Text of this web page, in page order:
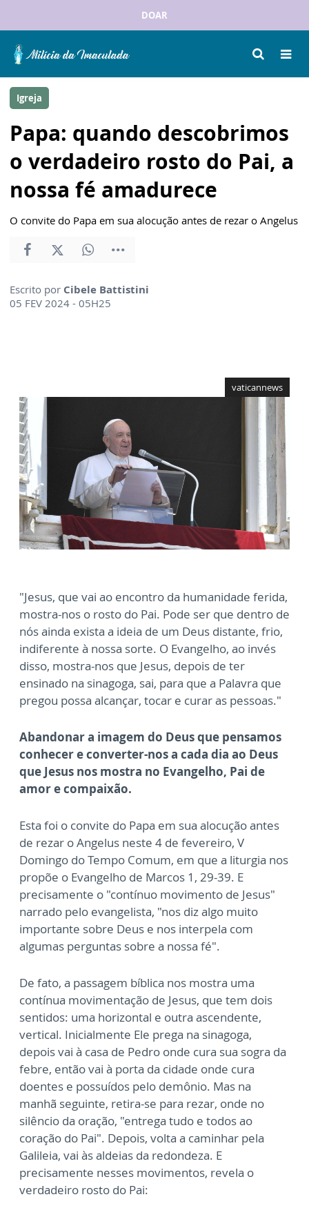
DOAR
Igreja
Papa: quando descobrimos
o verdadeiro rosto do Pai, a
nossa fé amadurece
O convite do Papa em sua alocução antes de rezar o Angelus
Escrito por Cibele Battistini
05 FEV 2024 - 05H25
vaticannews
"Jesus, que vai ao encontro da humanidade ferida,
mostra-nos o rosto do Pai. Pode ser que dentro de
nós ainda exista a ideia de um Deus distante, frio,
indiferente à nossa sorte. O Evangelho, ao invés
disso, mostra-nos que Jesus, depois de ter
ensinado na sinagoga, sai, para que a Palavra que
pregou possa alcançar, tocar e curar as pessoas."
Abandonar a imagem do Deus que pensamos
conhecer e converter-nos a cada dia ao Deus
que Jesus nos mostra no Evangelho, Pai de
amor e compaixão.
Esta foi o convite do Papa em sua alocução antes
de rezar o Angelus neste 4 de fevereiro, V
Domingo do Tempo Comum, em que a liturgia nos
propõe o Evangelho de Marcos 1, 29-39. E
precisamente o "contínuo movimento de Jesus"
narrado pelo evangelista, "nos diz algo muito
importante sobre Deus e nos interpela com
algumas perguntas sobre a nossa fé".
De fato, a passagem bíblica nos mostra uma
contínua movimentação de Jesus, que tem dois
sentidos: uma horizontal e outra ascendente,
vertical. Inicialmente Ele prega na sinagoga,
depois vai à casa de Pedro onde cura sua sogra da
febre, então vai à porta da cidade onde cura
doentes e possuídos pelo demônio. Mas na
manhã seguinte, retira-se para rezar, onde no
silêncio da oração, "entrega tudo e todos ao
coração do Pai". Depois, volta a caminhar pela
Galileia, vai às aldeias da redondeza. E
precisamente nesses movimentos, revela o
verdadeiro rosto do Pai: